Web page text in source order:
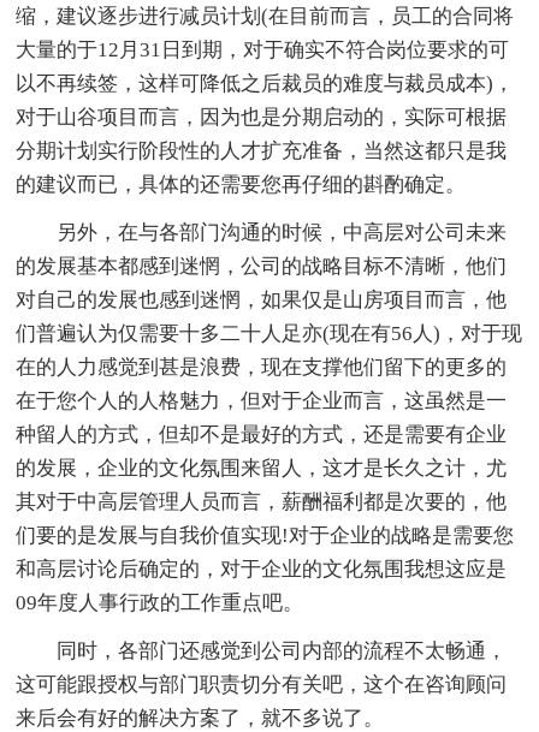
缩，建议逐步进行减员计划(在目前而言，员工的合同将
大量的于12月31日到期，对于确实不符合岗位要求的可
以不再续签，这样可降低之后裁员的难度与裁员成本)，
对于山谷项目而言，因为也是分期启动的，实际可根据
分期计划实行阶段性的人才扩充准备，当然这都只是我
的建议而已，具体的还需要您再仔细的斟酌确定。
另外，在与各部门沟通的时候，中高层对公司未来
的发展基本都感到迷惘，公司的战略目标不清晰，他们
对自己的发展也感到迷惘，如果仅是山房项目而言，他
们普遍认为仅需要十多二十人足亦(现在有56人)，对于现
在的人力感觉到甚是浪费，现在支撑他们留下的更多的
在于您个人的人格魅力，但对于企业而言，这虽然是一
种留人的方式，但却不是最好的方式，还是需要有企业
的发展，企业的文化氛围来留人，这才是长久之计，尤
其对于中高层管理人员而言，薪酬福利都是次要的，他
们要的是发展与自我价值实现!对于企业的战略是需要您
和高层讨论后确定的，对于企业的文化氛围我想这应是
09年度人事行政的工作重点吧。
同时，各部门还感觉到公司内部的流程不太畅通，
这可能跟授权与部门职责切分有关吧，这个在咨询顾问
来后会有好的解决方案了，就不多说了。